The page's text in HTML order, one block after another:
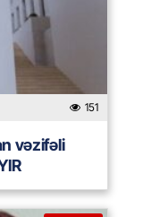
151
vəzifəli